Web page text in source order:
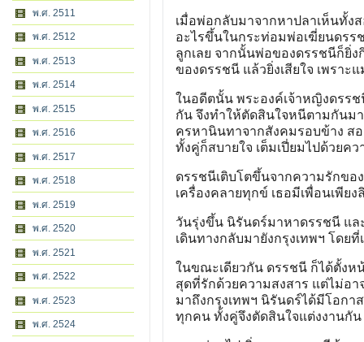
พ.ศ. 2511
พ.ศ. 2512
พ.ศ. 2513
พ.ศ. 2514
พ.ศ. 2515
พ.ศ. 2516
พ.ศ. 2517
พ.ศ. 2518
พ.ศ. 2519
พ.ศ. 2520
พ.ศ. 2521
พ.ศ. 2522
พ.ศ. 2523
พ.ศ. 2524
เมื่อพ่อกลับมาจากหาปลาเห็นทั้ง
อะไรขึ้นในกระท่อมพ่อเฆี่ยนดรร
ลูกเลย จากนั้นพ่อของดรรชนีก็ยิ่
ของดรรชนี แล้วยิ่งเสียใจ เพรา
ในอดีตนั้น พระองค์เจ้าหญิงดรร
กัน จึงทำให้ตัดสินใจหนีตามกันม
ครหานินทาจากสังคมรอบข้าง ส
ทั้งคู่ก็สบายใจ เต็มเปี่ยมไปด้วยค
ดรรชนีเติบโตขึ้นจากความรักขอ
เครื่องคลายทุกข์ เธอมีเพื่อนเพีย
วันรุ่งขึ้น นิรันดร์มาหาดรรชนี แล
เดินทางกลับมายังกรุงเทพฯ โดย
ในขณะเดียวกัน ดรรชนี ก็ได้ตั้งห
สุดที่รักด้วยความสงสาร แต่ไม่อา
มาถึงกรุงเทพฯ นิรันดร์ได้มีโอก
ทุกคน ทั้งคู่จึงตัดสินใจแต่งงานกั